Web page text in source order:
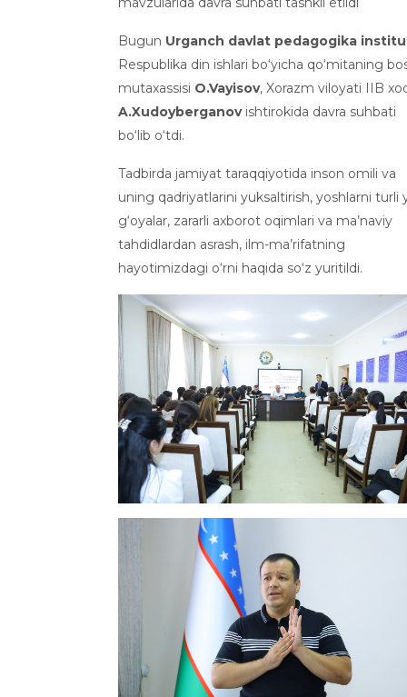
Bugun Urganch davlat pedagogika
Respublika din ishlari bo‘yicha qo‘mitaning
mutaxassisi O.Vayisov, Xorazm viloyati IIB
A.Xudoyberganovishtirokida davra suhbati
bo‘lib o‘tdi.
Tadbirda jamiyat taraqqiyotida inson omili va
uning qadriyatlarini yuksaltirish, yoshlarni turli
g‘oyalar, zararli axborot oqimlari va ma’naviy
tahdidlardan asrash, ilm-ma’rifatning
hayotimizdagi o‘rni haqida so‘z yuritildi.